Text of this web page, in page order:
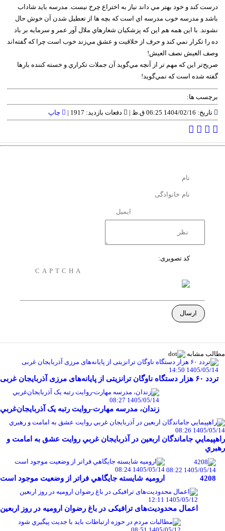
درست کند و خود بهتر مي داند نياز به اختراع چرخ نيست. مدرسه بايد شاداب
باشد و مدرسه خوب مدرسه اي است که بچه ها از تعطيل شدن آن خوش حال
نشوند. با اين همه هم اين که پزشکيان شعارهاي ملال آور عمر و سرمايه بر باد
ده را تکرار نمي کند و حرف از خلاقيت و عشق مي‌زند خوب است چرا که گفته‌اند
وصف العيش نصف العيش!
صريح‌تر اين که مهم تر از آنچه مي‌گويد آن جملات تکراري و خسته کننده بارها
گفته شده است که نمي‌گويد!
برچسب ها:
تاریخ: 1404/02/16 06:25 ق.ظ | دفعات بازدید: 1917 | چاپ
کد تصویری:
مطالب مشابه
1405/05/14 14:50
تردد ۶۰ هزار دستگاه ناوگان ترانزیتی از پایانه‌های مرزی آذربایجان ‌غربی
1405/05/14 08:27
زندان، مدرسه مهارت-روايت رتبه يک آذربايجان‌غربي
1405/05/14 08:26
راهپيمايي جاماندگان اربعين در آذربايجان غربي روايت عشق به امامت و
رهبري
1405/05/14 08:24
اروميه شايسته جايگاهي فراتر از وضعيت موجود است
1405/05/14 08:22
4208
1405/05/12 12:11
اعمال محدودیت‌های ترافیکی در باغ رضوان ارومیه در روز اربعین